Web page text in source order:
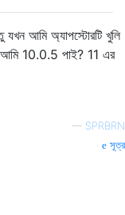
আমি অ্যাপস্টোরটি খুলি
10.0.5 পাই? 11 এর
— SPRBRN
সূত্র